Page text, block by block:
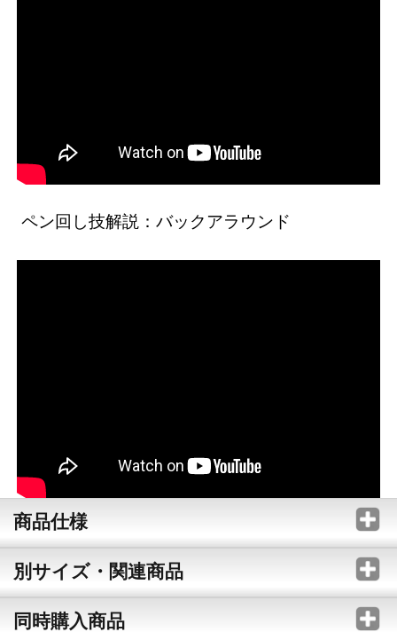
ペン回し技解説：バックアラウンド
商品仕様
別サイズ・関連商品
同時購入商品